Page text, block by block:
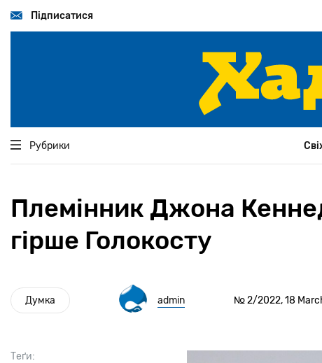
основногоПідписатися
Рубрики
Племінник Джона
гірше Голокосту
Думка admin № 2/2022, 18
Теґи: